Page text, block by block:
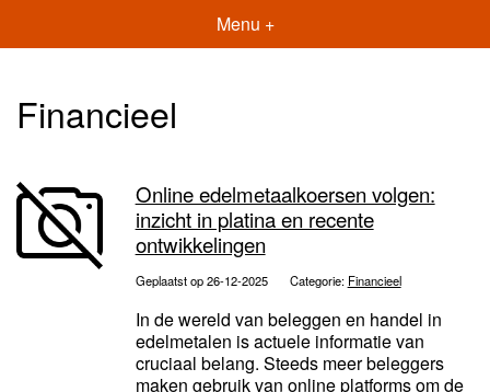
Menu +
Financieel
Online edelmetaalkoersen volgen:
inzicht in platina en recente
ontwikkelingen
Geplaatst op 26-12-2025 Categorie: Financieel
In de wereld van beleggen en handel in
edelmetalen is actuele informatie van
cruciaal belang. Steeds meer beleggers
maken gebruik van online platforms om de